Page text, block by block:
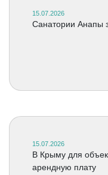
15.07.2026
Санатории Анапы
15.07.2026
В Крыму для
арендную плату